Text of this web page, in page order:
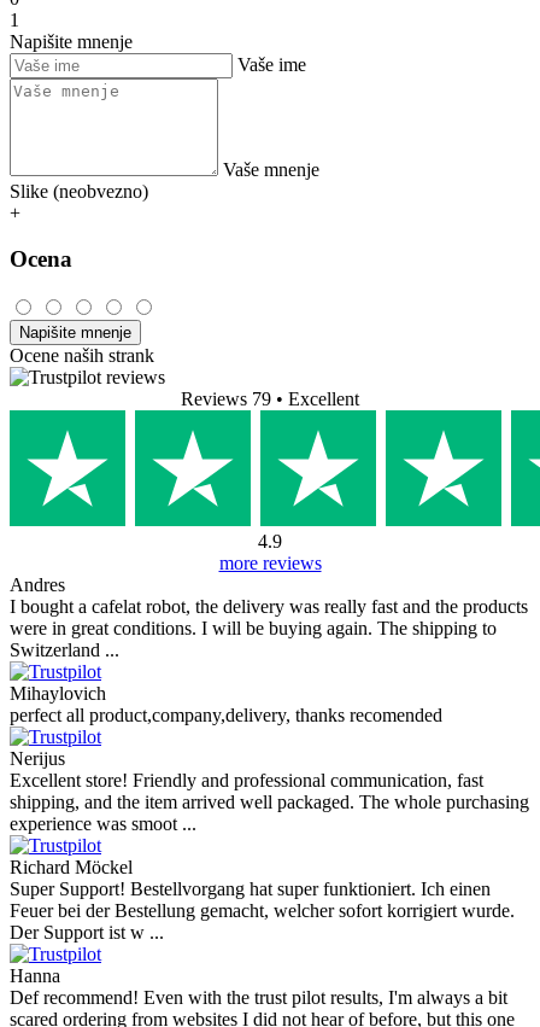
• Ocenjeno na4barista.sk
Preverjena stranka
05.07.2023
• Ocenjeno na
Dobrý penic
Prevesti
7 ocen
1
3
0
1
Napišite mnenje
Vaše ime
Ocena
Napišite mnenje
Ocene naših strank
4.9
more reviews
Andres
I bought a cafelat robot, the delivery was really fast and the products
were in great conditions. I will be buying again. The shipping to
Switzerland ...